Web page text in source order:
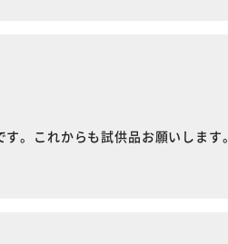
。これからも試供品お願いします。